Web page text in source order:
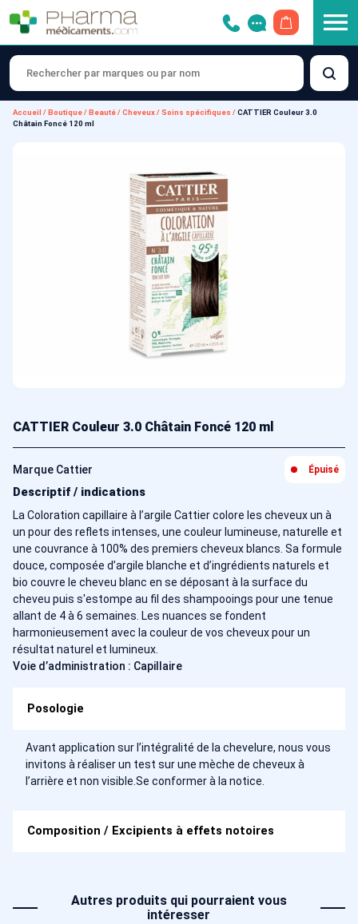
Accueil / Boutique/ Beauté/Cheveux/Soins spécifiques /CATTIER Couleur 3.0
Châtain Foncé 120 ml
CATTIER Couleur 3.0 Châtain Foncé 120 ml
Marque Cattier Épuisé
Descriptif / indications
La Coloration capillaire à l’argile Cattier colore les cheveux un à
un pour des reflets intenses, une couleur lumineuse, naturelle et
une couvrance à 100% des premiers cheveux blancs. Sa formule
douce, composée d’argile blanche et d’ingrédients naturels et
bio couvre le cheveu blanc en se déposant à la surface du
cheveu puis s'estompe au fil des shampooings pour une tenue
allant de 4 à 6 semaines. Les nuances se fondent
harmonieusement avec la couleur de vos cheveux pour un
résultat naturel et lumineux.
Voie d’administration : Capillaire
Posologie
Avant application sur l’intégralité de la chevelure, nous vous
invitons à réaliser un test sur une mèche de cheveux à
l’arrière et non visible.Se conformer à la notice.
Composition / Excipients à effets notoires
Autres produits qui pourraient vous
intéresser